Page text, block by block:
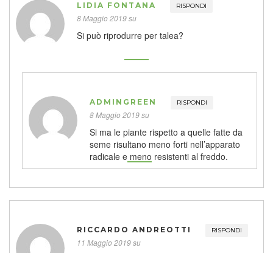
LIDIA FONTANA RISPONDI
8 Maggio 2019 su
Si può riprodurre per talea?
ADMINGREEN RISPONDI
8 Maggio 2019 su
Si ma le piante rispetto a quelle fatte da
seme risultano meno forti nell’apparato
radicale e meno resistenti al freddo.
RICCARDO ANDREOTTI RISPONDI
11 Maggio 2019 su